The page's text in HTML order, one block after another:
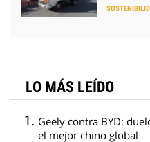
LO MÁS LEÍDO
Geely contra BYD:
el mejor chino global